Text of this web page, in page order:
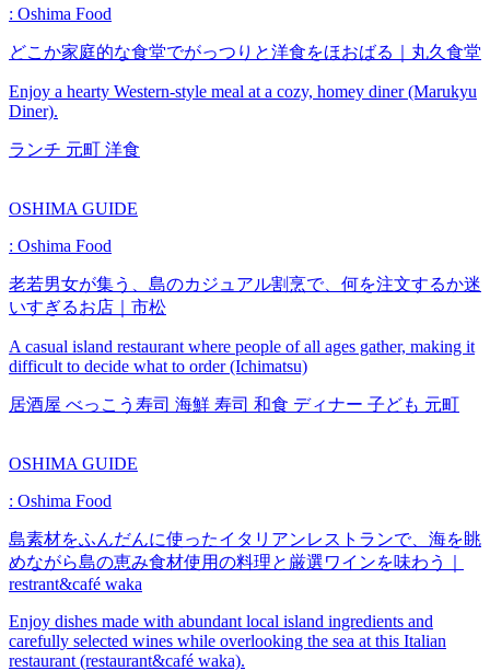
: Oshima Food
どこか家庭的な食堂でがっつりと洋食をほおばる｜丸久食堂
Enjoy a hearty Western-style meal at a cozy, homey diner (Marukyu
Diner).
ランチ 元町 洋食
OSHIMA GUIDE
: Oshima Food
老若男女が集う、島のカジュアル割烹で、何を注文するか迷
いすぎるお店｜市松
A casual island restaurant where people of all ages gather, making it
difficult to decide what to order (Ichimatsu)
居酒屋 べっこう寿司 海鮮 寿司 和食 ディナー 子ども 元町
OSHIMA GUIDE
: Oshima Food
島素材をふんだんに使ったイタリアンレストランで、海を眺
めながら島の恵み食材使用の料理と厳選ワインを味わう｜
restrant&café waka
Enjoy dishes made with abundant local island ingredients and
carefully selected wines while overlooking the sea at this Italian
restaurant (restaurant&café waka).